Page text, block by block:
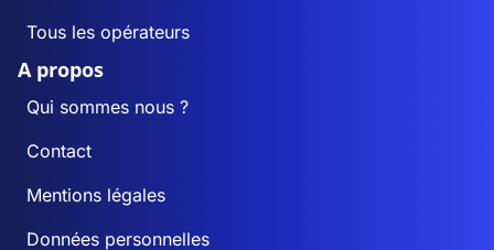
Tous les opérateurs
A propos
Qui sommes nous ?
Contact
Mentions légales
Données personnelles